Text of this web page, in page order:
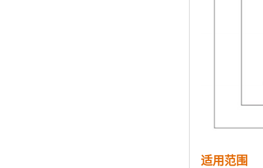
适用范围